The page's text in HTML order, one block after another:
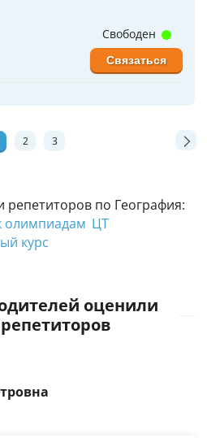
репетиторов по География:
олимпиадам ЦТ
курс
Свободен
Связаться
2 3
оценили